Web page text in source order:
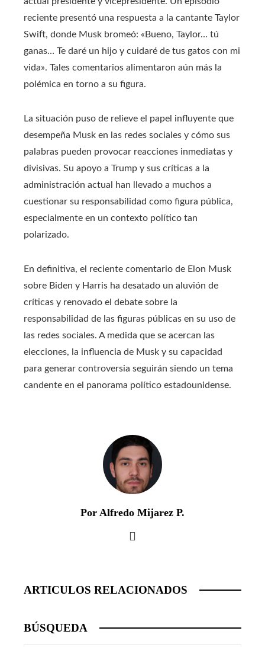
reciente presentó una respuesta a la cantante Taylor
Swift, donde Musk bromeó: «Bueno, Taylor… tú
ganas… Te daré un hijo y cuidaré de tus gatos con mi
vida». Tales comentarios alimentaron aún más la
polémica en torno a su figura.
La situación puso de relieve el papel influyente que
desempeña Musk en las redes sociales y cómo sus
palabras pueden provocar reacciones inmediatas y
divisivas. Su apoyo a Trump y sus críticas a la
administración actual han llevado a muchos a
cuestionar su responsabilidad como figura pública,
especialmente en un contexto político tan
polarizado.
En definitiva, el reciente comentario de Elon Musk
sobre Biden y Harris ha desatado un aluvión de
críticas y renovado el debate sobre la
responsabilidad de las figuras públicas en su uso de
las redes sociales. A medida que se acercan las
elecciones, la influencia de Musk y su capacidad
para generar controversia seguirán siendo un tema
candente en el panorama político estadounidense.
Por Alfredo Mijarez P.
ARTICULOS RELACIONADOS
BÚSQUEDA